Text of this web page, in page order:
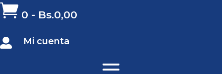
 0 - Bs.0,00
 Mi cuenta